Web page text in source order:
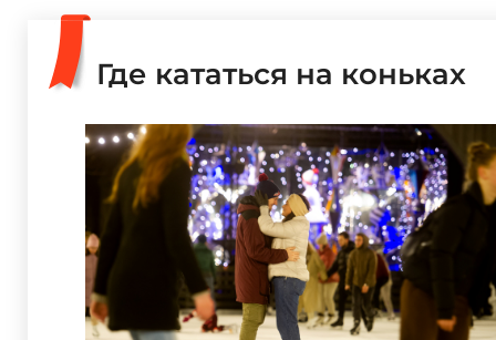
Где кататься на коньках